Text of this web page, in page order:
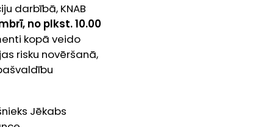
darbībā, KNAB
no plkst. 10.00
kopā veido
risku novēršanā,
Jēkabs